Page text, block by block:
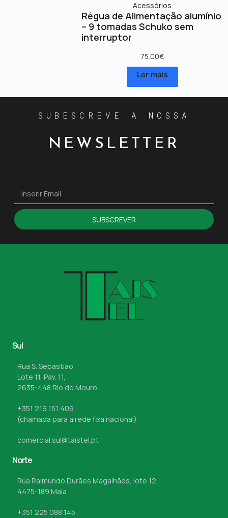
Acessórios
Régua de Alimentação alumínio
– 9 tomadas Schuko sem
interruptor
75.00€
Ler mais
SUBESCREVE A NOSSA
NEWSLETTER
SUBSCREVER
Sul
Rua S. Sebastião
Lote 11, Pav. 11,
2635-448 Rio de Mouro
+351 219 151 409
(chamada para a rede fixa nacional)
comercial.sul@taistel.pt
Norte
Rua Raimundo Durães Magalhães, lote 12
4475-189 Maia
+351 225 088 145